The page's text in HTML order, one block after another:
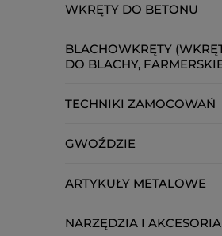
WKRĘTY DO BETONU
BLACHOWKRĘTY
DO BLACHY,
TECHNIKI ZAMOCOWAŃ
GWOŹDZIE
ARTYKUŁY METALOWE
NARZĘDZIA I AKCESORIA